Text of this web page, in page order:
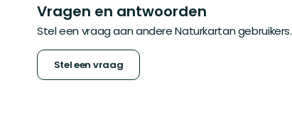
Vragen en antwoorden
Stel een vraag aan andere Naturkartan gebruikers.
Stel een vraag